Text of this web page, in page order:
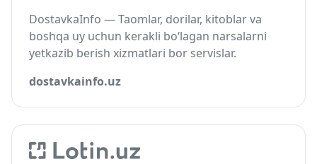
DostavkaInfo — Taomlar, dorilar, kitoblar va
boshqa uy uchun kerakli bo‘lagan narsalarni
yetkazib berish xizmatlari bor servislar.
dostavkainfo.uz